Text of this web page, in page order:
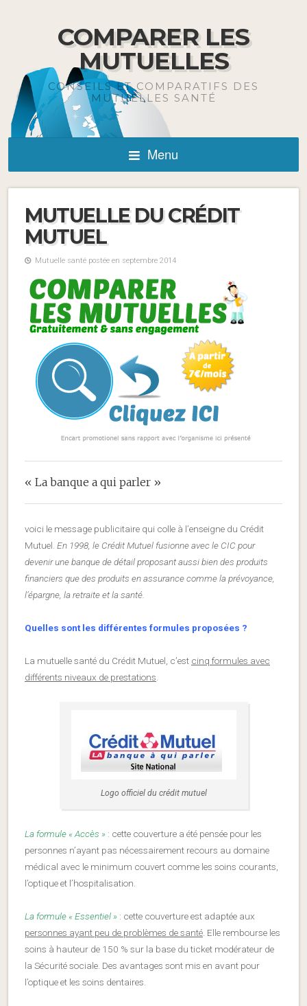
COMPARER LES
MUTUELLES
CONSEILS ET COMPARATIFS DES
MUTUELLES SANTÉ
Menu
MUTUELLE DU CRÉDIT
MUTUEL
Mutuelle santé postée en septembre 2014
« La banque a qui parler »
voici le message publicitaire qui colle à l’enseigne du Crédit
Mutuel. En 1998, le Crédit Mutuel fusionne avec le CIC pour
devenir une banque de détail proposant aussi bien des produits
financiers que des produits en assurance comme la prévoyance,
l’épargne, la retraite et la santé.
Quelles sont les différentes formules proposées ?
La mutuelle santé du Crédit Mutuel, c’est cinq formules avec
différents niveaux de prestations
Logo officiel du crédit mutuel
La formule « Accès » : cette couverture a été pensée pour les
personnes n’ayant pas nécessairement recours au domaine
médical avec le minimum couvert comme les soins courants,
l’optique et l’hospitalisation.
La formule « Essentiel » : cette couverture est adaptée aux
personnes ayant peu de problèmes de santé . Elle rembourse les
soins à hauteur de 150 % sur la base du ticket modérateur de
la Sécurité sociale. Des avantages sont mis en avant pour
l’optique et les soins dentaires.